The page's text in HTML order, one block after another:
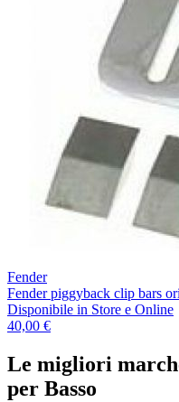
Fender
Fender piggyback clip bars
Disponibile in Store e Online
40,00 €
Le migliori
per Basso